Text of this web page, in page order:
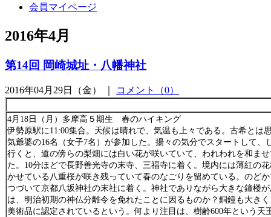
会員マイページ
2016年4月
第14回 岡崎城址・八幡神社
2016年04月29日（金） ｜ コメント（0）
4月18日（月）多摩高５期生 春のハイキング
伊勢原駅に11:00集合。天候は晴れで、気温も上々である。古希とは
気爺婆の16名（女子7名）が参加した。揚々の気分でスタートして、
行くと、道の傍らの梨畑には白い花が咲いていて、われわれを和ま
た。10分ほどで長野善光寺の末寺、三福寺に着く。境内には薄紅の
かせている八重桜が咲き残っていて春のなごりを留めている。のど
つづいて京都八坂神社の末社に着く。神社でありながら大きな鐘楼
は、明治初期の神仏分離令を免れたことに因るものか？銅鐘も大き
美術品に認定されているという。何より注目は、樹齢600年という天